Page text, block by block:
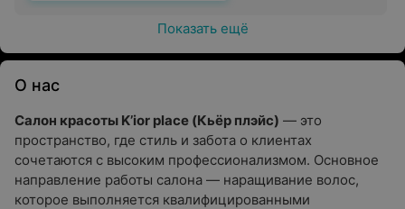
Показать ещё
О нас
Салон красоты K’ior place (Кьёр плэйс) — это
пространство, где стиль и забота о клиентах
сочетаются с высоким профессионализмом. Основное
направление работы салона — наращивание волос,
которое выполняется квалифицированными